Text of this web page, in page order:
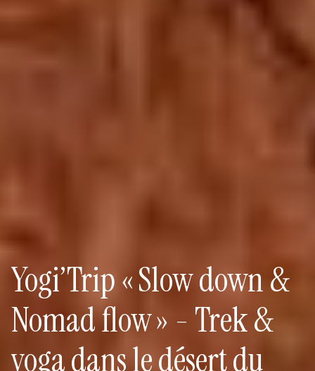
Yogi’Trip « Slow down &
Nomad flow » - Trek &
yoga dans le désert du